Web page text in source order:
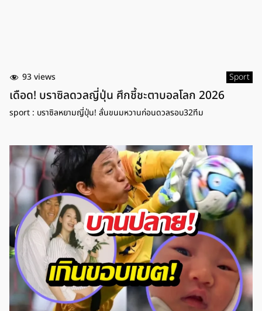
93 views Sport
เดือด! บราซิลดวลญี่ปุ่น ศึกชี้ชะตาบอลโลก 2026
sport : บราซิลหยามญี่ปุ่น! ลั่นขนมหวานก่อนดวลรอบ32ทีม